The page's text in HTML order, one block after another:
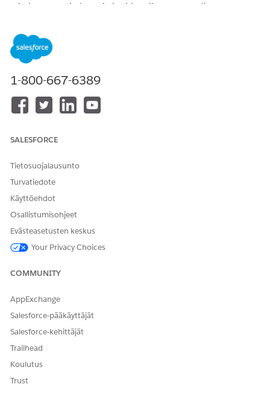
toimintasuunnitelman kohteiden tilan perusteella.
Käytettävissä: Lightning Experiencessa
Käytettävissä: Automotive Cloud, Consumer Goods Cloud,
Education Cloud, Financial Services Cloud, Government
Cloud ja Lightning Scheduler, Health Cloud, Manufacturing
Cloud, Nonprofit Cloud ja Public Sector -ratkaisut.
mukaisesti.
Kirjoita Määritykset-valikon Pikahaku-kenttään Kulut ja
valitseKulut.
Jos haluat kopioida tämän kulkumallin, napsauta
Anna kululle ja API:lle nimi ja napsauta
NapsautaAktivoi.
1-800-667-6389
SALESFORCE
Tietosuojalausunto
Turvatiedote
Käyttöehdot
Osallistumisohjeet
Evästeasetusten keskus
Your Privacy Choices
COMMUNITY
AppExchange
Salesforce-pääkäyttäjät
Salesforce-kehittäjät
Trailhead
Koulutus
Trust